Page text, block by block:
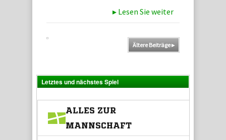
▸ Lesen Sie weiter
Ältere Beiträge▸
Letztes und nächstes Spiel